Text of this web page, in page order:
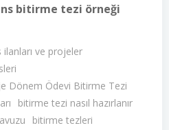
bitirme tezi örneği
ve projeler
Dönem Ödevi Bitirme Tezi
bitirme tezi nasıl hazırlanır
bitirme tezleri